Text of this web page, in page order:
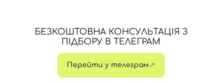
БЕЗКОШТОВНА КОНСУЛЬТАЦІЯ З
ПІДБОРУ В ТЕЛЕГРАМ
Перейти у телеграм